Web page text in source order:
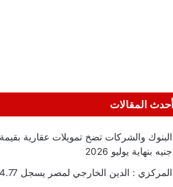
أحدث المقالات
جنيه بنهاية يوليو 2026
المركزي : الدين الخارجي لمصر يسجل 164.77 مليار دولار